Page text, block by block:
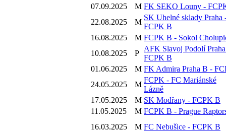
07.09.2025
M FK SEKO Louny -
22.08.2025
M
SK Uhelné sklady Praha
FCPK B
16.08.2025
M FCPK B - Sokol
10.08.2025
P
AFK Slavoj Podolí
FCPK B
01.06.2025
M FK Admira Praha B -
24.05.2025
M
FCPK - FC Mariánské
Lázně
17.05.2025
M SK Modřany - FCPK B
11.05.2025
M FCPK B - Prague
16.03.2025
M FC Nebušice - FCPK B